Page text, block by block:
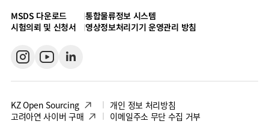
MSDS 다운로드
시험의뢰 및 신청서
통합물류정보 시스템
영상정보처리기기 운영관리 방침
KZ Open Sourcing
고려아연 사이버 구매
개인 정보 처리방침
이메일주소 무단 수집 거부